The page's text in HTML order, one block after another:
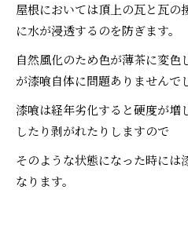
屋根においては頂上の瓦と瓦の
に水が浸透するのを防ぎます。
自然風化のため色が薄茶に変色
が漆喰自体に問題ありませんで
漆喰は経年劣化すると硬度が増
したり剥がれたりしますので
そのような状態になった時には
なります。